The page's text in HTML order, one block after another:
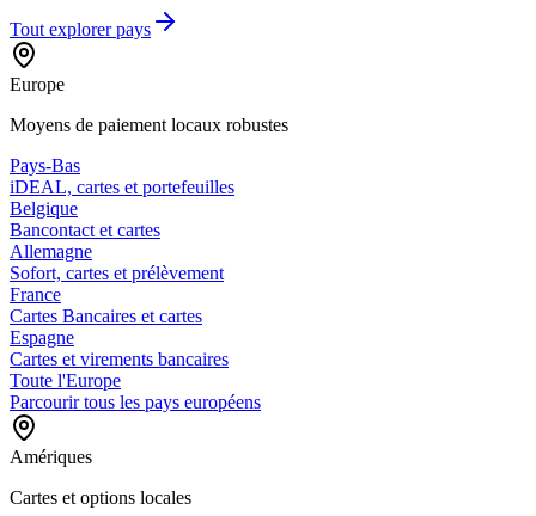
Tout explorer pays
Europe
Moyens de paiement locaux robustes
Pays-Bas
iDEAL, cartes et portefeuilles
Belgique
Bancontact et cartes
Allemagne
Sofort, cartes et prélèvement
France
Cartes Bancaires et cartes
Espagne
Cartes et virements bancaires
Toute l'Europe
Parcourir tous les pays européens
Amériques
Cartes et options locales